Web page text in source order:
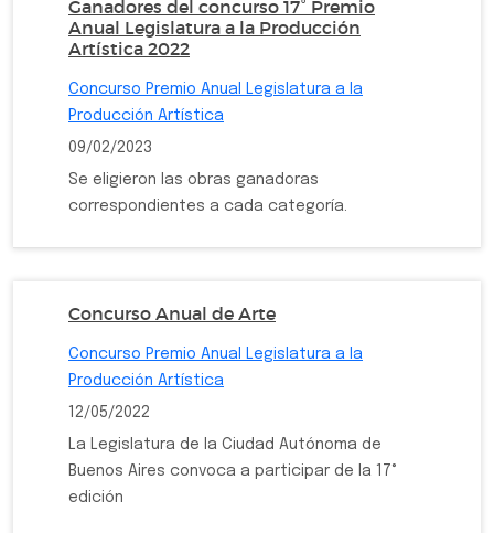
Ganadores del concurso 17° Premio
Anual Legislatura a la Producción
Artística 2022
Concurso Premio Anual Legislatura a la
Producción Artística
09/02/2023
Se eligieron las obras ganadoras
correspondientes a cada categoría.
Concurso Anual de Arte
Concurso Premio Anual Legislatura a la
Producción Artística
12/05/2022
La Legislatura de la Ciudad Autónoma de
Buenos Aires convoca a participar de la 17°
edición